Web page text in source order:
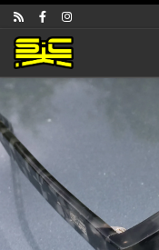
Skip to content